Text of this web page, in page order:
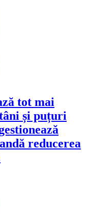
tot mai
și puțuri
reducerea